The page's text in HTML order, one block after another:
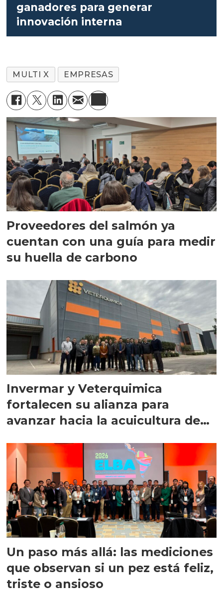
ganadores para generar
innovación interna
MULTI X EMPRESAS
Proveedores del salmón ya
cuentan con una guía para medir
su huella de carbono
Invermar y Veterquimica
fortalecen su alianza para
avanzar hacia la acuicultura de
Un paso más allá: las mediciones
que observan si un pez está feliz,
triste o ansioso